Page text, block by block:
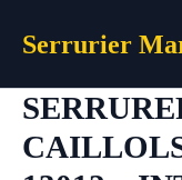
Serrurier